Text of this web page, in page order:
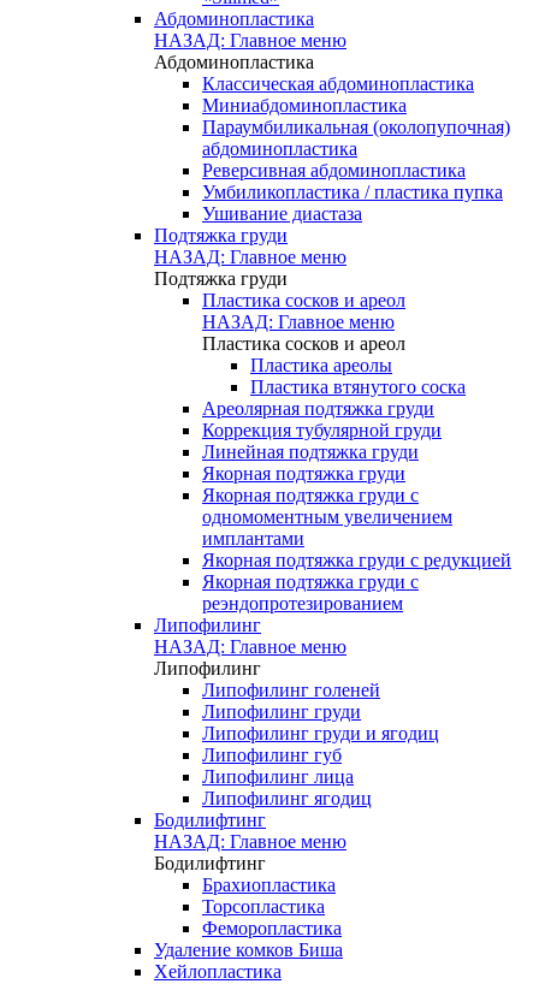
Абдоминопластика
НАЗАД: Главное меню
Абдоминопластика
Классическая абдоминопластика
Миниабдоминопластика
Параумбиликальная (околопупочная)
абдоминопластика
Реверсивная абдоминопластика
Умбиликопластика / пластика пупка
Ушивание диастаза
Подтяжка груди
НАЗАД: Главное меню
Подтяжка груди
Пластика сосков и ареол
НАЗАД: Главное меню
Пластика сосков и ареол
Пластика ареолы
Пластика втянутого соска
Ареолярная подтяжка груди
Коррекция тубулярной груди
Линейная подтяжка груди
Якорная подтяжка груди
Якорная подтяжка груди с
одномоментным увеличением
имплантами
Якорная подтяжка груди с редукцией
Якорная подтяжка груди с
реэндопротезированием
Липофилинг
НАЗАД: Главное меню
Липофилинг
Липофилинг голеней
Липофилинг груди
Липофилинг груди и ягодиц
Липофилинг губ
Липофилинг лица
Липофилинг ягодиц
Бодилифтинг
НАЗАД: Главное меню
Бодилифтинг
Брахиопластика
Торсопластика
Феморопластика
Удаление комков Биша
Хейлопластика